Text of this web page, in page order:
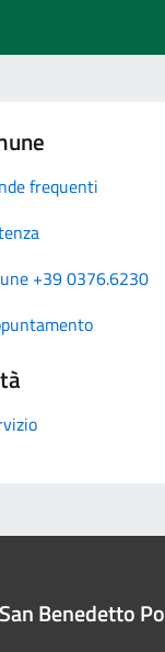
frequenti
+39 0376.6230
Benedetto Po